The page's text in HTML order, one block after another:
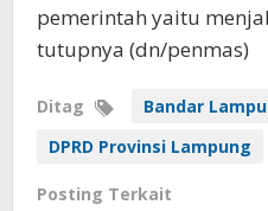
pemerintah yaitu
tutupnya (dn/penmas)
Ditag Bandar
DPRD Provinsi Lampung
Posting Terkait